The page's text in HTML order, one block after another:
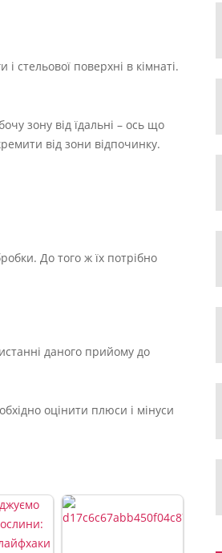
стельової поверхні в кімнаті.
зону від їдальні – ось що
від зони відпочинку.
До того ж їх потрібно
даного прийому до
оцінити плюси і мінуси